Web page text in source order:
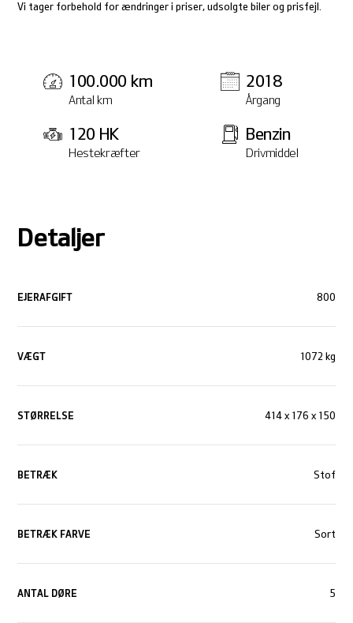
Vi tager forbehold for ændringer i priser, udsolgte biler og prisfejl.
100.000 km
Antal km
2018
Årgang
120 HK
Hestekræfter
Benzin
Drivmiddel
Detaljer
EJERAFGIFT 800
VÆGT 1072 kg
STØRRELSE 414 x 176 x 150
BETRÆK Stof
BETRÆK FARVE Sort
ANTAL DØRE 5